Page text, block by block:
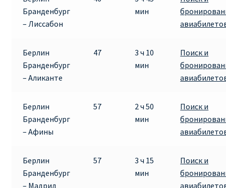
Бранденбург
– Лиссабон
мин
Берлин
Бранденбург
– Аликанте
47
3 ч 10
мин
Поиск и
Берлин
Бранденбург
– Афины
57
2 ч 50
мин
Поиск и
Берлин
Бранденбург
– Мадрид
57
3 ч 15
мин
Поиск и